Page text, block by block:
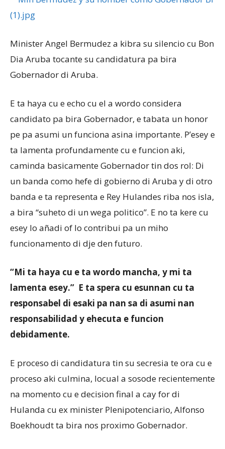
Aruba
Minister Angel Bermudez a kibra su silencio cu Bon
Dia Aruba tocante su candidatura pa bira
Gobernador di Aruba.
E ta haya cu e echo cu el a wordo considera
candidato pa bira Gobernador, e tabata un honor
pe pa asumi un funciona asina importante. P’esey e
ta lamenta profundamente cu e funcion aki,
caminda basicamente Gobernador tin dos rol: Di
un banda como hefe di gobierno di Aruba y di otro
banda e ta representa e Rey Hulandes riba nos isla,
a bira “suheto di un wega politico”. E no ta kere cu
esey lo añadi of lo contribui pa un miho
funcionamento di dje den futuro.
“Mi ta haya cu e ta wordo mancha, y mi ta
lamenta esey.” E ta spera cu esunnan cu ta
responsabel di esaki pa nan sa di asumi nan
responsabilidad y ehecuta e funcion
debidamente.
E proceso di candidatura tin su secresia te ora cu e
proceso aki culmina, locual a sosode recientemente
na momento cu e decision final a cay for di
Hulanda cu ex minister Plenipotenciario, Alfonso
Boekhoudt ta bira nos proximo Gobernador.